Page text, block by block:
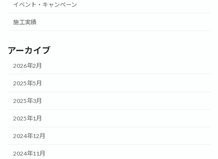
イベント・キャンペーン
施工実績
アーカイブ
2026年2月
2025年5月
2025年3月
2025年1月
2024年12月
2024年11月